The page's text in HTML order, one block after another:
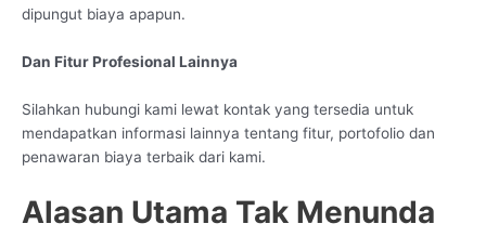
dipungut biaya apapun.
Dan Fitur Profesional Lainnya
Silahkan hubungi kami lewat kontak yang tersedia untuk
mendapatkan informasi lainnya tentang fitur, portofolio dan
penawaran biaya terbaik dari kami.
Alasan Utama Tak Menunda